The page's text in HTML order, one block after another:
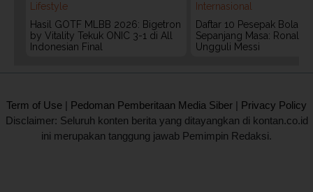
Lifestyle
Hasil GOTF MLBB 2026: Bigetron
by Vitality Tekuk ONIC 3-1 di All
Indonesian Final
Internasional
Daftar 10 Pesepak Bola
Sepanjang Masa: Ronaldo
Ungguli Messi
Term of Use | Pedoman Pemberitaan Media Siber | Privacy Policy
Disclaimer: Seluruh konten berita yang ditayangkan di kontan.co.id
ini merupakan tanggung jawab Pemimpin Redaksi.